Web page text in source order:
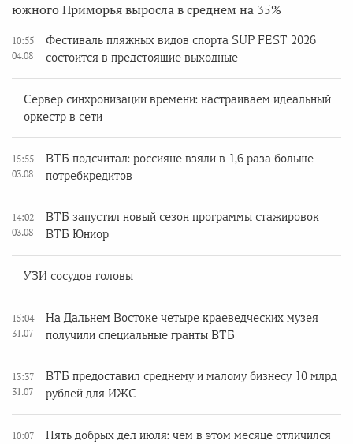
южного Приморья выросла в среднем на 35%
10:55
04.08
Фестиваль пляжных видов спорта SUP FEST 2026
состоится в предстоящие выходные
Сервер синхронизации времени: настраиваем идеальный
оркестр в сети
15:55
03.08
ВТБ подсчитал: россияне взяли в 1,6 раза больше
потребкредитов
14:02
03.08
ВТБ запустил новый сезон программы стажировок
ВТБ Юниор
УЗИ сосудов головы
15:04
31.07
На Дальнем Востоке четыре краеведческих музея
получили специальные гранты ВТБ
13:37
31.07
ВТБ предоставил среднему и малому бизнесу 10 млрд
рублей для ИЖС
10:07
Пять добрых дел июля: чем в этом месяце отличился